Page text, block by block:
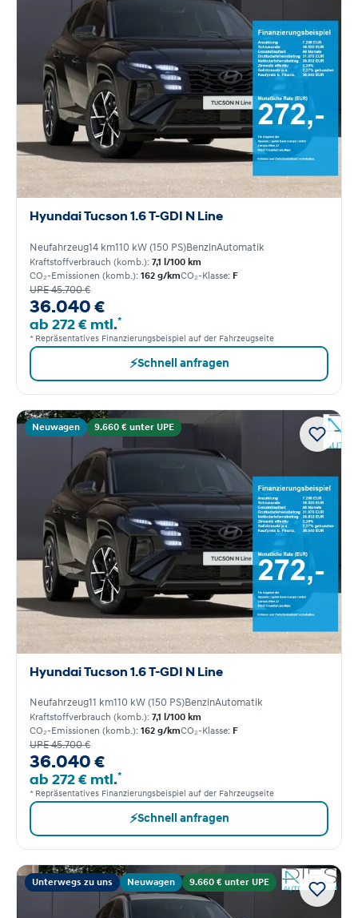
Hyundai Tucson 1.6 T-GDI N Line
Neufahrzeug14 km110 kW (150 PS)BenzinAutomatik
Kraftstoffverbrauch (komb.): 7,1 l/100 km
CO₂-Emissionen (komb.): 162 g/kmCO₂-Klasse: F
UPE 45.700 €
36.040 €
ab 272 € mtl.*
* Repräsentatives Finanzierungsbeispiel auf der Fahrzeugseite
⚡Schnell anfragen
Neuwagen 9.660 € unter UPE
Hyundai Tucson 1.6 T-GDI N Line
Neufahrzeug11 km110 kW (150 PS)BenzinAutomatik
Kraftstoffverbrauch (komb.): 7,1 l/100 km
CO₂-Emissionen (komb.): 162 g/kmCO₂-Klasse: F
UPE 45.700 €
36.040 €
ab 272 € mtl.*
* Repräsentatives Finanzierungsbeispiel auf der Fahrzeugseite
⚡Schnell anfragen
Unterwegs zu uns Neuwagen 9.660 € unter UPE